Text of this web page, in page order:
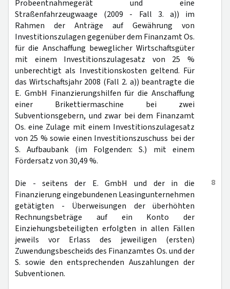
Probeentnahmegerät und eine
Straßenfahrzeugwaage (2009 - Fall 3. a)) im
Rahmen der Anträge auf Gewährung von
Investitionszulagen gegenüber dem Finanzamt Os.
für die Anschaffung beweglicher Wirtschaftsgüter
mit einem Investitionszulagesatz von 25 %
unberechtigt als Investitionskosten geltend. Für
das Wirtschaftsjahr 2008 (Fall 2. a)) beantragte die
E. GmbH Finanzierungshilfen für die Anschaffung
einer Brikettiermaschine bei zwei
Subventionsgebern, und zwar bei dem Finanzamt
Os. eine Zulage mit einem Investitionszulagesatz
von 25 % sowie einen Investitionszuschuss bei der
S. Aufbaubank (im Folgenden: S.) mit einem
Fördersatz von 30,49 %.
8
Die - seitens der E. GmbH und der in die
Finanzierung eingebundenen Leasingunternehmen
getätigten - Überweisungen der überhöhten
Rechnungsbeträge auf ein Konto der
Einziehungsbeteiligten erfolgten in allen Fällen
jeweils vor Erlass des jeweiligen (ersten)
Zuwendungsbescheids des Finanzamtes Os. und der
S. sowie den entsprechenden Auszahlungen der
Subventionen.